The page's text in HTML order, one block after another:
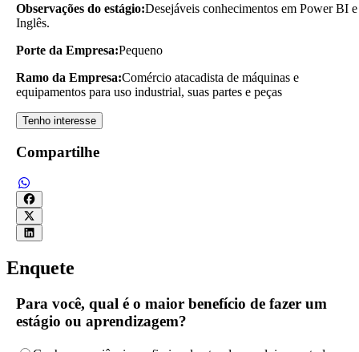
Observações do estágio:Desejáveis conhecimentos em Power BI e
Inglês.
Porte da Empresa:Pequeno
Ramo da Empresa:Comércio atacadista de máquinas e
equipamentos para uso industrial, suas partes e peças
Tenho interesse
Compartilhe
Enquete
Para você, qual é o maior benefício de fazer um
estágio ou aprendizagem?